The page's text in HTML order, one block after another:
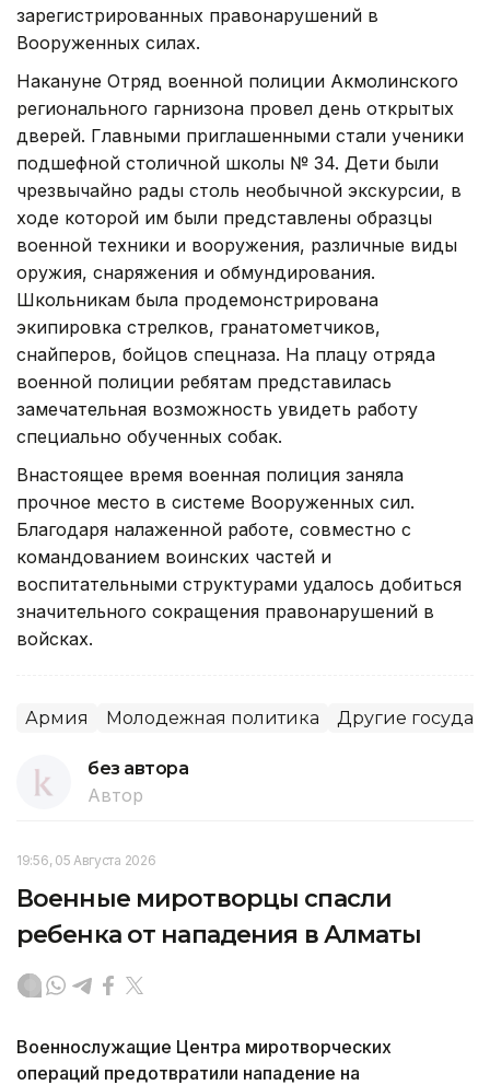
зарегистрированных правонарушений в
Вооруженных силах.
Накануне Отряд военной полиции Акмолинского
регионального гарнизона провел день открытых
дверей. Главными приглашенными стали ученики
подшефной столичной школы № 34. Дети были
чрезвычайно рады столь необычной экскурсии, в
ходе которой им были представлены образцы
военной техники и вооружения, различные виды
оружия, снаряжения и обмундирования.
Школьникам была продемонстрирована
экипировка стрелков, гранатометчиков,
снайперов, бойцов спецназа. На плацу отряда
военной полиции ребятам представилась
замечательная возможность увидеть работу
специально обученных собак.
Внастоящее время военная полиция заняла
прочное место в системе Вооруженных сил.
Благодаря налаженной работе, совместно с
командованием воинских частей и
воспитательными структурами удалось добиться
значительного сокращения правонарушений в
войсках.
Армия Молодежная политика Другие
без автора
Автор
19:56, 05 Августа 2026
Военные миротворцы спасли
ребенка от нападения в Алматы
Военнослужащие Центра миротворческих
операций предотвратили нападение на